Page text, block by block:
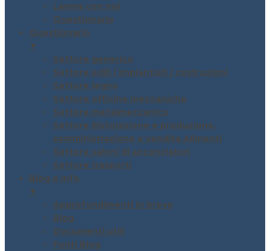
Lavora con noi
Questionario
Questionario
▼
Settore generico
Settore edili / impiantisti / costruzioni
Settore legno
Settore officine meccaniche
Settore metalmeccanico
Settore Ristorazione e produzione,
somministrazione e vendita Alimenti
Settore saloni di acconciatori
Settore trasporti
Blog e Info
▼
Approfondimenti in breve
Blog
Documenti utili
Fonti Blog